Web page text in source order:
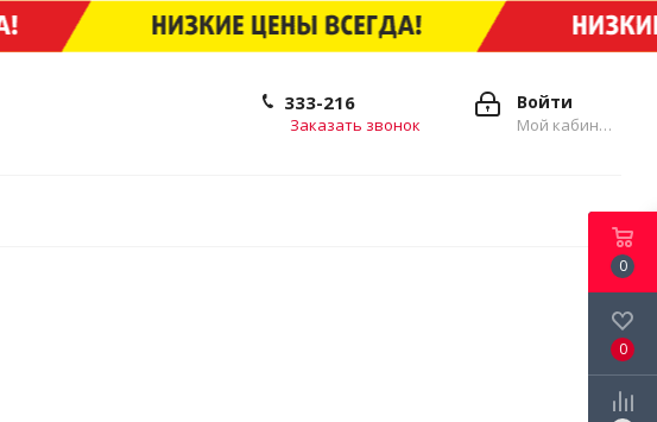
Войти
Мой кабинет
333-216
Заказать звонок
0
0